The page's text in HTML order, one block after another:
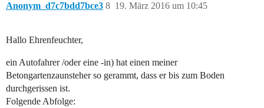
Anonym_d7c7bdd7bce3 19. März 2016 um 10:45
8
Hallo Ehrenfeuchter,
ein Autofahrer /oder eine -in) hat einen meiner
Betongartenzaunsteher so gerammt, dass er bis zum Boden
durchgerissen ist.
Folgende Abfolge: